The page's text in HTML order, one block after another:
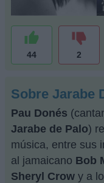
44 2
Sobre Jarabe
Pau Donés
Jarabe de Palo)
música, entre sus
al jamaicano Bob
Sheryl Crow y a